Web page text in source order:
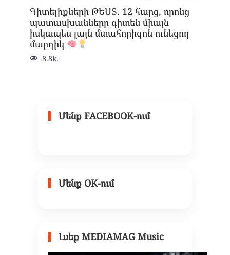
Գիտելիքների ԹԵՍՏ. 12 հարց, որոնց
պատասխանները գիտեն միայն
իսկապես լայն մտահորիզոն ունեցող
մարդիկ
8.8k.
Մենք FACEBOOK-ում
Մենք OK-ում
Լսեք MEDIAMAG Music